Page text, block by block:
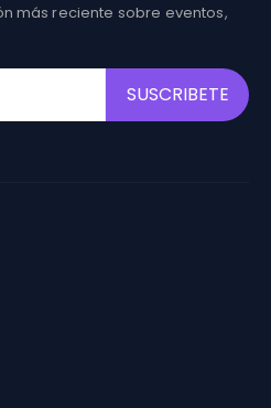
más reciente sobre eventos,